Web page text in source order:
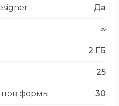
Да
∞
2 ГБ
25
формы 30